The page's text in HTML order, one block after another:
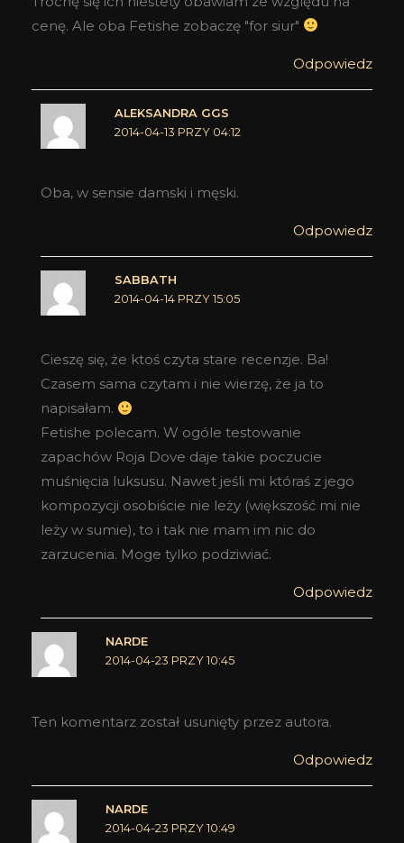
cenę. Ale oba Fetishe zobaczę "for siur"
Odpowiedz
ALEKSANDRA GGS
2014-04-13 PRZY 04:12
Oba, w sensie damski i męski.
Odpowiedz
SABBATH
2014-04-14 PRZY 15:05
Cieszę się, że ktoś czyta stare recenzje. Ba!
Czasem sama czytam i nie wierzę, że ja to
napisałam.
Fetishe polecam. W ogóle testowanie
zapachów Roja Dove daje takie poczucie
muśnięcia luksusu. Nawet jeśli mi któraś z jego
kompozycji osobiście nie leży (większość mi nie
leży w sumie), to i tak nie mam im nic do
zarzucenia. Moge tylko podziwiać.
Odpowiedz
NARDE
2014-04-23 PRZY 10:45
Ten komentarz został usunięty przez autora.
Odpowiedz
NARDE
2014-04-23 PRZY 10:49